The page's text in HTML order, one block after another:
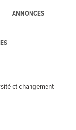
ANNONCES
et changement